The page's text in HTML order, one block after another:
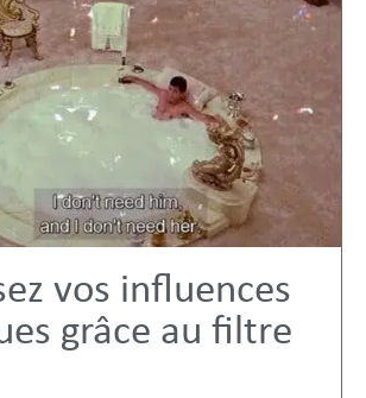
vos influences
grâce au filtre